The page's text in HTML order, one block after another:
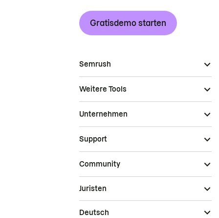
Gratisdemo starten
Semrush
Weitere Tools
Unternehmen
Support
Community
Juristen
Deutsch